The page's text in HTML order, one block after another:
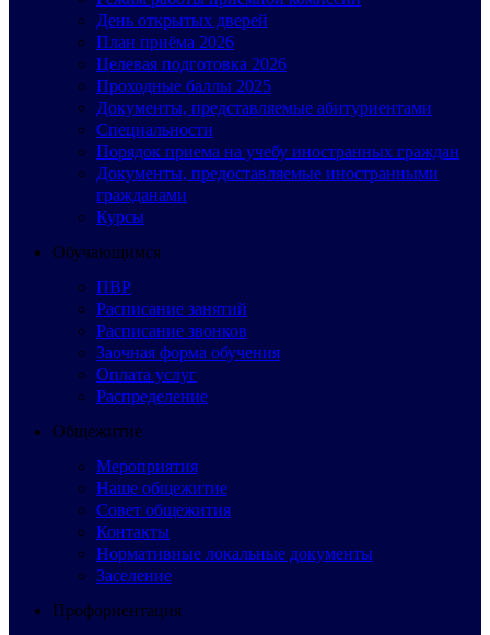
День открытых дверей
План приёма 2026
Целевая подготовка 2026
Проходные баллы 2025
Документы, представляемые абитуриентами
Специальности
Порядок приема на учебу иностранных граждан
Документы, предоставляемые иностранными
гражданами
Курсы
Обучающимся
ПВР
Расписание занятий
Расписание звонков
Заочная форма обучения
Оплата услуг
Распределение
Общежитие
Мероприятия
Наше общежитие
Совет общежития
Контакты
Нормативные локальные документы
Заселение
Профориентация